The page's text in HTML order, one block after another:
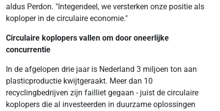
aldus Perdon. "Integendeel, we versterken onze positie als
koploper in de circulaire economie."
Circulaire koplopers vallen om door oneerlijke
concurrentie
In de afgelopen drie jaar is Nederland 3 miljoen ton aan
plasticproductie kwijtgeraakt. Meer dan 10
recyclingbedrijven zijn failliet gegaan - juist de circulaire
koplopers die al investeerden in duurzame oplossingen